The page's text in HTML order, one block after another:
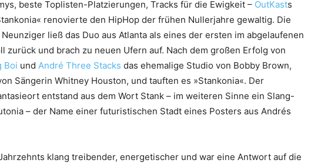
beste Toplisten-Platzierungen, Tracks für die Ewigkeit – OutKasts
renovierte den HipHop der frühen Nullerjahre gewaltig. Die
ließ das Duo aus Atlanta als eines der ersten im abgelaufenen
zurück und brach zu neuen Ufern auf. Nach dem großen Erfolg von
Boi und André Three Stacks das ehemalige Studio von Bobby Brown,
Sängerin Whitney Houston, und tauften es »Stankonia«. Der
entstand aus dem Wort Stank – im weiteren Sinne ein Slang-
– der Name einer futuristischen Stadt eines Posters aus Andrés
klang treibender, energetischer und war eine Antwort auf die